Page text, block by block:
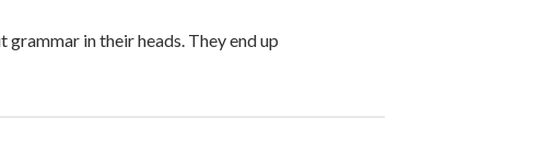
in their heads. They end up